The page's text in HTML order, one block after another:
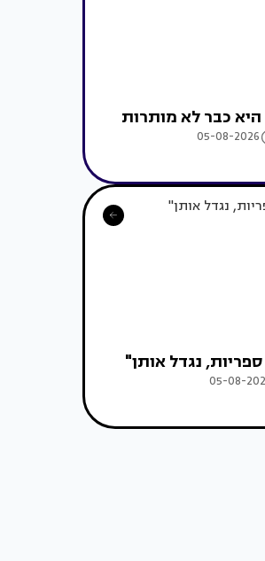
כבר לא מותרות
05-08-2026
נגדל אותן"
05-08-